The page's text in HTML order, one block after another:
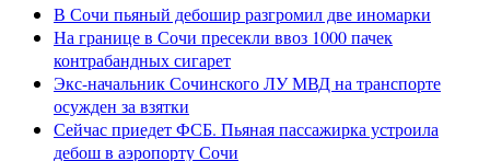
В Сочи пьяный дебошир разгромил две иномарки
На границе в Сочи пресекли ввоз 1000 пачек
контрабандных сигарет
Экс-начальник Сочинского ЛУ МВД на транспорте
осужден за взятки
Сейчас приедет ФСБ. Пьяная пассажирка устроила
дебош в аэропорту Сочи